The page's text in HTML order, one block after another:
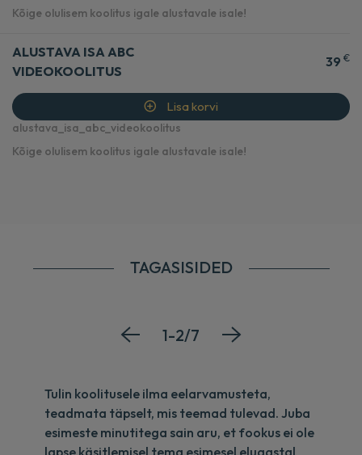
Kõige olulisem koolitus igale alustavale isale!
ALUSTAVA ISA ABC
VIDEOKOOLITUS
39 €
Lisa korvi
alustava_isa_abc_videokoolitus
Kõige olulisem koolitus igale alustavale isale!
TAGASISIDED
1-2/7
Tulin koolitusele ilma eelarvamusteta,
teadmata täpselt, mis teemad tulevad. Juba
esimeste minutitega sain aru, et fookus ei ole
lapse käsitlemisel tema esimesel eluaastal